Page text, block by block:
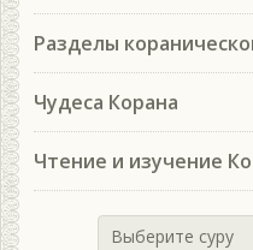
Разделы
Чудеса Корана
Чтение и изучение
Выберите суру